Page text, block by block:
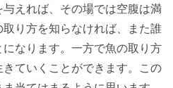
えれば、その場では空腹は満
り方を知らなければ、また誰
なります。一方で魚の取り方
ていくことができます。この